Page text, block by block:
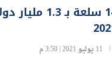
11 يوليو 2021 | 3:50 م